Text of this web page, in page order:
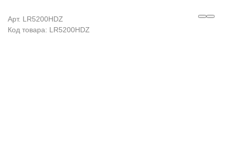
Арт. LR5200HDZ
Код товара: LR5200HDZ